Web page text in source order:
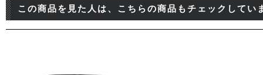
この商品を見た人は、こちらの商品もチェックしてい